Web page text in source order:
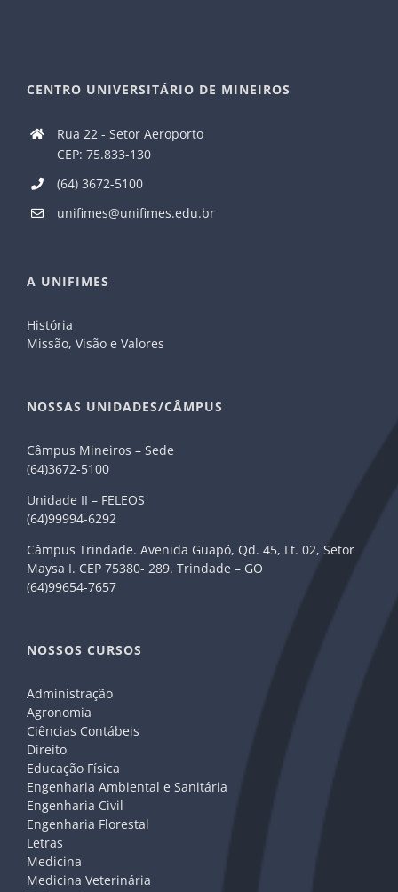
CENTRO UNIVERSITÁRIO DE MINEIROS
Rua 22 - Setor Aeroporto
CEP: 75.833-130
(64) 3672-5100
unifimes@unifimes.edu.br
A UNIFIMES
História
Missão, Visão e Valores
NOSSAS UNIDADES/CÂMPUS
Câmpus Mineiros – Sede
(64)3672-5100
Unidade II – FELEOS
(64)99994-6292
Câmpus Trindade. Avenida Guapó, Qd. 45, Lt. 02, Setor
Maysa I. CEP 75380- 289. Trindade – GO
(64)99654-7657
NOSSOS CURSOS
Administração
Agronomia
Ciências Contábeis
Direito
Educação Física
Engenharia Ambiental e Sanitária
Engenharia Civil
Engenharia Florestal
Letras
Medicina
Medicina Veterinária